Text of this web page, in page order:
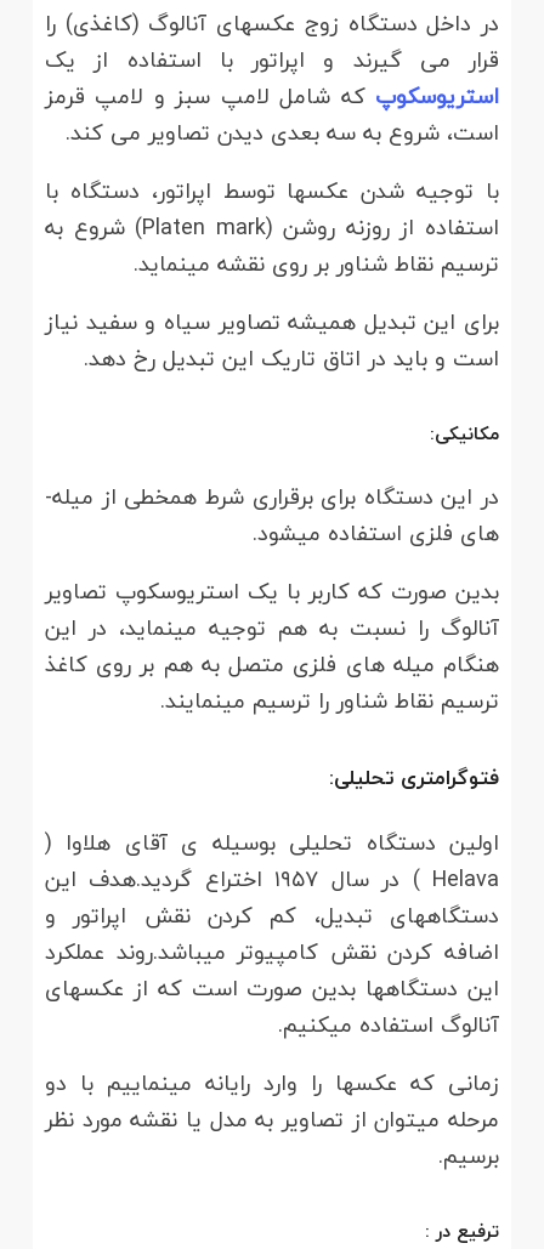
در داخل دستگاه زوج عکس­های آنالوگ (کاغذی) را
قرار می­ گیرند و اپراتور با استفاده از یک
استریوسکوپ که شامل لامپ سبز و لامپ قرمز
است، شروع به سه بعدی دیدن تصاویر می کند.
با توجیه شدن عکس­ها توسط اپراتور، دستگاه با
استفاده از روزنه روشن (Platen mark) شروع به
ترسیم نقاط شناور بر روی نقشه می­نماید.
برای این تبدیل همیشه تصاویر سیاه و سفید نیاز
است و باید در اتاق تاریک این تبدیل رخ دهد.
مکانیکی:
در این دستگاه برای برقراری شرط همخطی از میله­
های فلزی استفاده می­شود.
بدین صورت که کاربر با یک استریوسکوپ تصاویر
آنالوگ را نسبت به هم توجیه می­نماید، در این
هنگام میله­ های فلزی متصل به هم بر روی کاغذ
ترسیم نقاط شناور را ترسیم می­نمایند.
فتوگرامتری تحلیلی:
اولین دستگاه تحلیلی بوسیله­ ی آقای هلاوا (
Helava ) در سال ۱۹۵۷ اختراع گردید.هدف این
دستگاه­های تبدیل، کم کردن نقش اپراتور و
اضافه کردن نقش کامپیوتر می­باشد.روند عملکرد
این دستگاه­ها بدین صورت است که از عکس­های
آنالوگ استفاده می­کنیم.
زمانی که عکس­ها را وارد رایانه می­نماییم با دو
مرحله می­توان از تصاویر به مدل یا نقشه مورد نظر
برسیم.
ترفیع در :